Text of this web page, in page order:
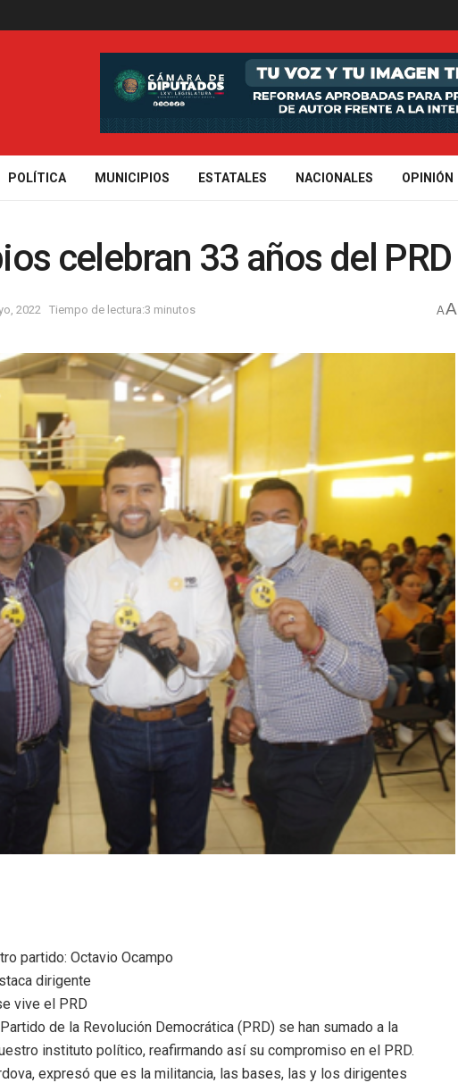
POLÍTICA MUNICIPIOS ESTATALES NACIONALES OPINIÓN
celebran 33 años del PRD
2022 Tiempo de lectura:3 minutos AA
partido: Octavio Ocampo
dirigente
vive el PRD
de la Revolución Democrática (PRD) se han sumado a la
instituto político, reafirmando así su compromiso en el PRD.
expresó que es la militancia, las bases, las y los dirigentes